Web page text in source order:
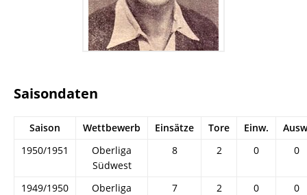
Saisondaten
Saison Wettbewerb Einsätze Tore Einw.
1950/1951
Oberliga
Südwest
8 2 0 0
1949/1950
Oberliga
7 2 0 0